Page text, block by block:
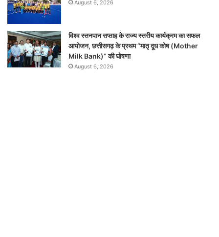
August 6, 2026
विश्व स्तनपान सप्ताह के राज्य स्तरीय कार्यक्रम का सफल
आयोजन, छत्तीसगढ़ के प्रथम “मातृ दूध कोष (Mother
Milk Bank)” की घोषणा
August 6, 2026